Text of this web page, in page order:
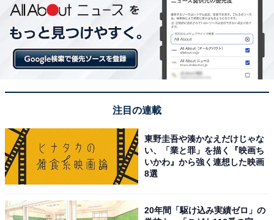
HiKOKI(ハイコーキ) 14.4V 18V共用 コードレスファン 充
電式 AC100V使用可 小型・軽量 蓄電池・充電器別売り
UF18DSDL(NN)
Amazonで見る
注目の連載
東野圭吾や湊かなえだけじゃな
い、「業と罪」を描く『映画ち
いかわ』から強く連想した映画
8選
20年間「駆け込み実績ゼロ」の